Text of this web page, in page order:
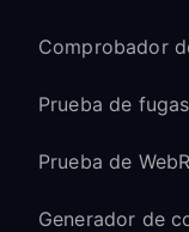
Comprobador
Prueba de
Prueba de
Generador de